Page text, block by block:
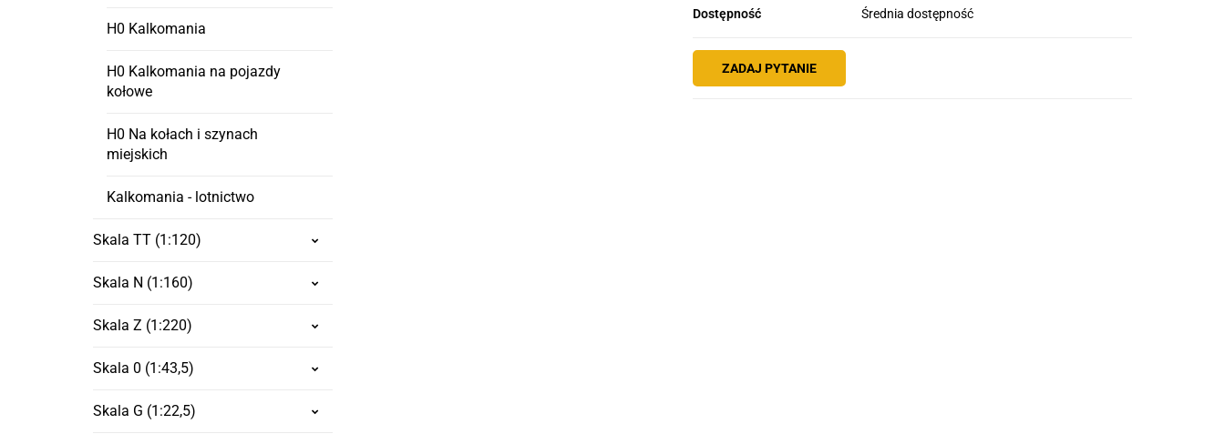
H0 Kalkomania
H0 Kalkomania na pojazdy
kołowe
H0 Na kołach i szynach
miejskich
Kalkomania - lotnictwo
Skala TT (1:120)
Skala N (1:160)
Skala Z (1:220)
Skala 0 (1:43,5)
Skala G (1:22,5)
Dostępność Średnia dostępność
ZADAJ PYTANIE